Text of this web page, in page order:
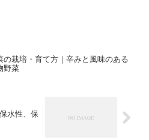
の栽培・育て方｜辛みと風味のある
野菜
水性、保